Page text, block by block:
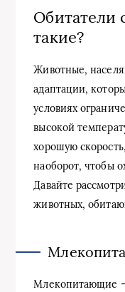
Обитатели
такие?
Животные,
адаптации,
условиях
высокой
хорошую
наоборот, чтобы
Давайте
животных,
Млекопитающие –